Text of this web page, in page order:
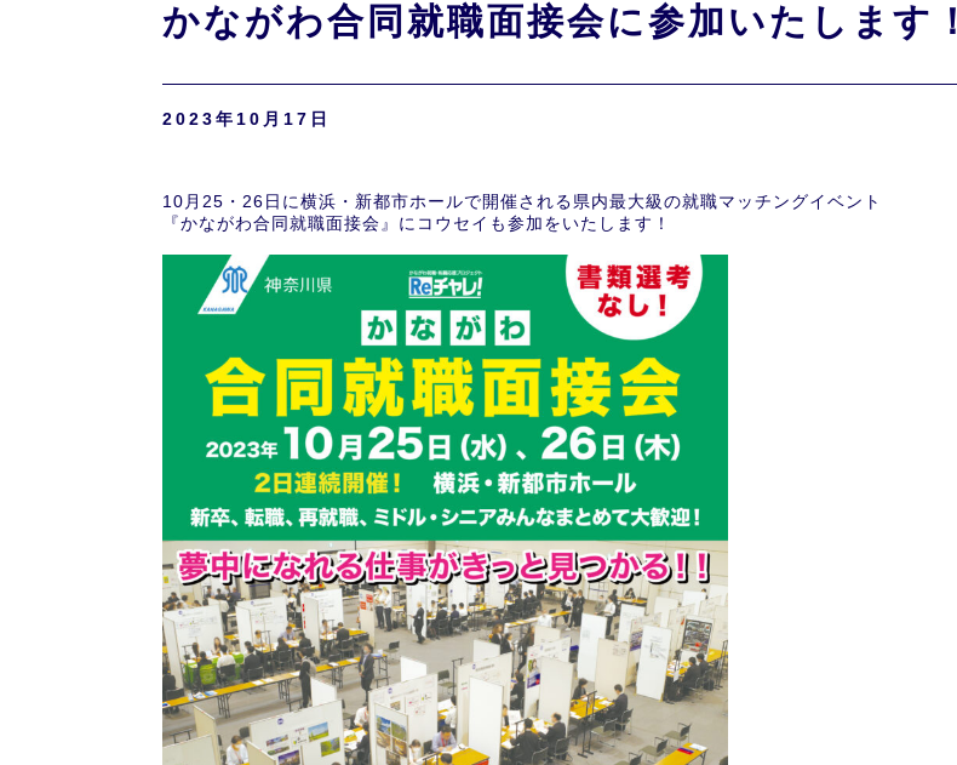
かながわ合同就職面接会に参加いたします！
2023年10月17日
10月25・26日に横浜・新都市ホールで開催される県内最大級の就職マッチングイベント
『かながわ合同就職面接会』にコウセイも参加をいたします！